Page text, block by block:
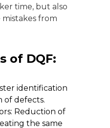
time, but also
from
of DQF:
identification
of defects.
Reduction of
the same